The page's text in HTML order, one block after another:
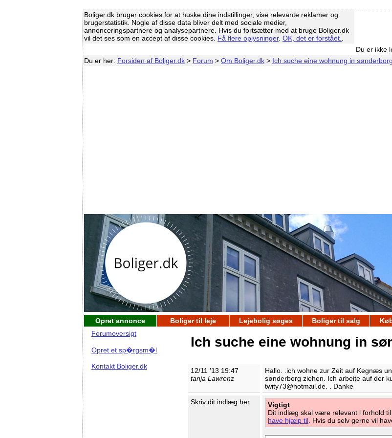
Boliger.dk bruger cookies for at huske dine indstillinger, vise relevante reklamer og
brugerstatistik. Nogle af disse data bliver delt med sociale medier,
annonceringspartnere og analysepartnere. Hvis du fortsætter med at bruge Boliger.dk
vil det ses som en accept af disse cookies. Få flere oplysninger. OK, det er forstået.
Du er ikke
Du er her: Forsiden af Boliger.dk > Forum > Om Boliger.dk > Ich suche eine wohnung in sønderborg.
Opret annonce Boliger til leje Lejebolig søges Boliger til salg
Forumoversigt
Opret et sp�rgsm�l
Kontakt Boliger.dk
Ich suche eine wohnung in
12/11 '13 19:47
tanja Lawrenz
Hallo. .ich wohne zur Zeit auf Kegnæs
sønderborg ziehen. Ich arbeite auf der
twity73@hotmail.de. . Danke
Skriv dit indlæg her
Vigtigt
Dit indlæg skal være relevant i forhold
have hjælp til . Hvis du selv gerne vil